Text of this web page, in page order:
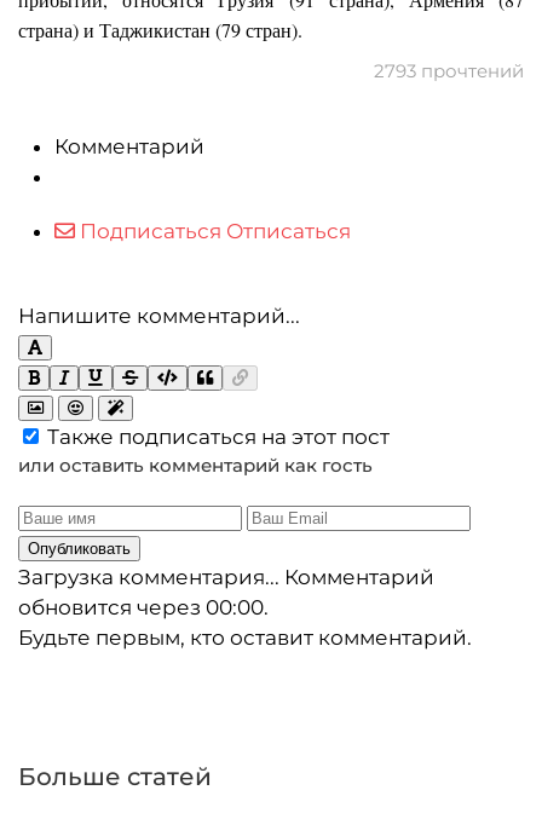
страна) и Таджикистан (79 стран).
2793 прочтений
Комментарий
Подписаться Отписаться
Напишите комментарий...
Также подписаться на этот пост
или оставить комментарий как гость
Опубликовать
Загрузка комментария... Комментарий
обновится через 00:00.
Будьте первым, кто оставит комментарий.
Больше статей